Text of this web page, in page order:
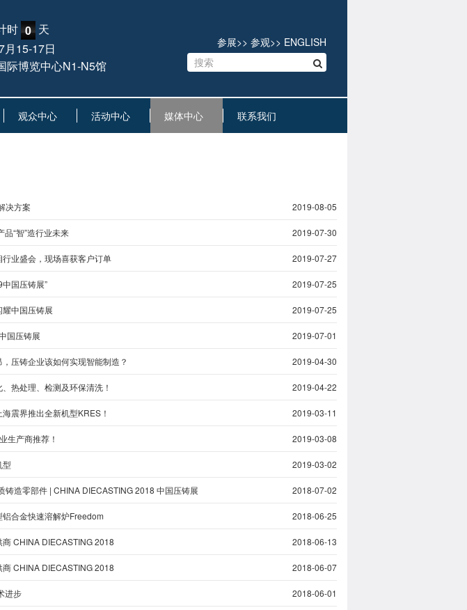
时 0 天
月15-17日
际博览中心N1-N5馆
参展>> 参观>> ENGLISH
观众中心 活动中心 媒体中心 联系我们
2019-08-05
决方案
2019-07-30
品“智”造行业未来
2019-07-27
行业盛会，现场喜获客户订单
2019-07-25
国压铸展”
2019-07-25
耀中国压铸展
2019-07-01
国压铸展
2019-04-30
压铸企业该如何实现智能制造？
2019-04-22
热处理、检测及环保清洗！
2019-03-11
震界推出全新机型KRES！
2019-03-08
生产商推荐！
2019-03-02
型
2018-07-02
造零部件 | CHINA DIECASTING 2018 中国压铸展
2018-06-25
铝合金快速溶解炉Freedom
2018-06-13
商 CHINA DIECASTING 2018
2018-06-07
商 CHINA DIECASTING 2018
2018-06-01
进步